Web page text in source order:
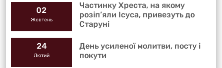
02
Жовтень
Частинку Хреста, на якому
розіп’яли Ісуса, привезуть до
Старуні
24
Лютий
День усиленої молитви, посту і
покути